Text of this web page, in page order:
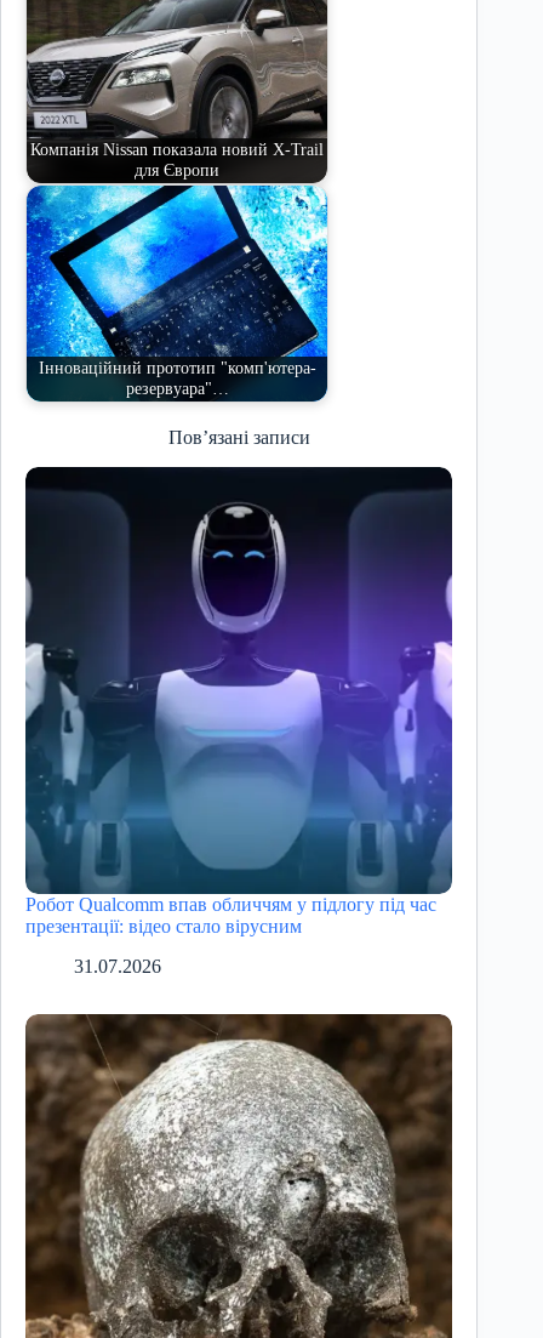
Компанія Nissan показала новий X-Trail
для Європи
Інноваційний прототип "комп'ютера-
резервуара"…
Пов’язані записи
Робот Qualcomm впав обличчям у підлогу під час
презентації: відео стало вірусним
31.07.2026